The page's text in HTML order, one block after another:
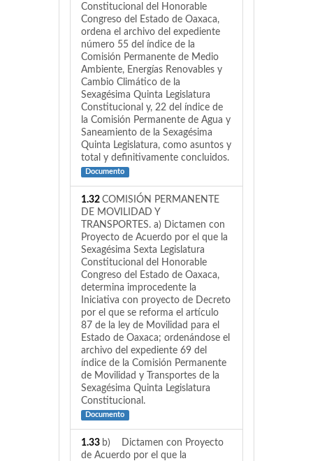
Constitucional del Honorable
Congreso del Estado de Oaxaca,
ordena el archivo del expediente
número 55 del índice de la
Comisión Permanente de Medio
Ambiente, Energías Renovables y
Cambio Climático de la
Sexagésima Quinta Legislatura
Constitucional y, 22 del índice de
la Comisión Permanente de Agua y
Saneamiento de la Sexagésima
Quinta Legislatura, como asuntos y
total y definitivamente concluidos.
Documento
1.32 COMISIÓN PERMANENTE
DE MOVILIDAD Y
TRANSPORTES. a) Dictamen con
Proyecto de Acuerdo por el que la
Sexagésima Sexta Legislatura
Constitucional del Honorable
Congreso del Estado de Oaxaca,
determina improcedente la
Iniciativa con proyecto de Decreto
por el que se reforma el artículo
87 de la ley de Movilidad para el
Estado de Oaxaca; ordenándose el
archivo del expediente 69 del
índice de la Comisión Permanente
de Movilidad y Transportes de la
Sexagésima Quinta Legislatura
Constitucional.
Documento
1.33 b) Dictamen con Proyecto
de Acuerdo por el que la